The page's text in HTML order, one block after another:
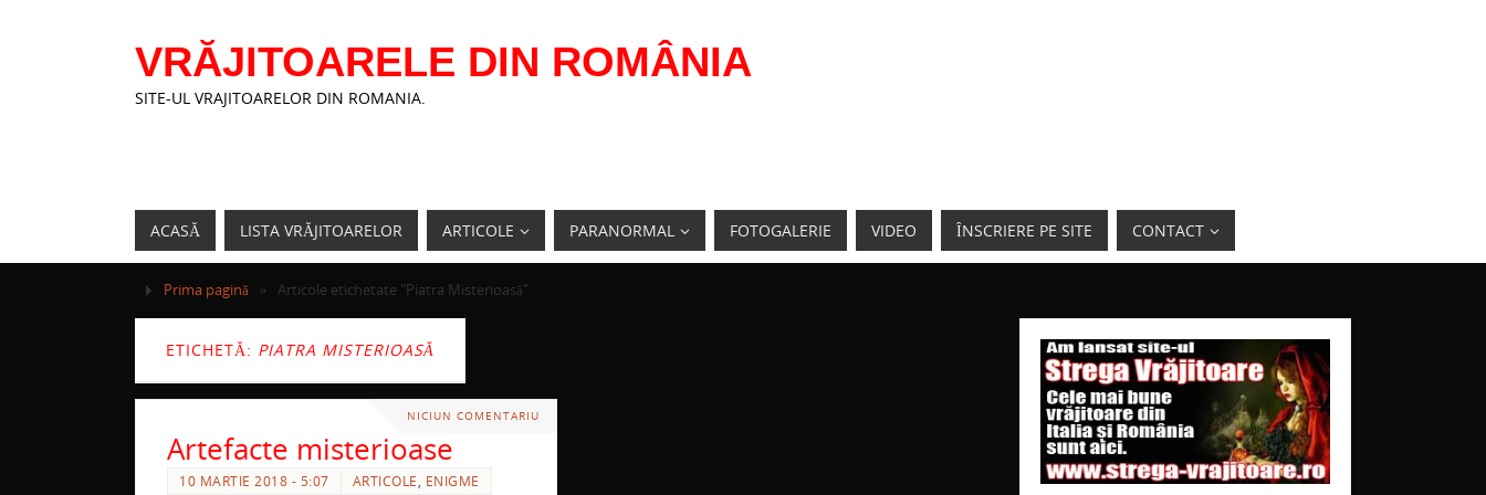
VRĂJITOARELE DIN ROMÂNIA
SITE-UL VRAJITOARELOR DIN ROMANIA.
ACASĂ LISTA VRĂJITOARELOR ARTICOLE PARANORMAL FOTOGALERIE VIDEO ÎNSCRIERE PE SITE CONTACT
Prima pagină » Articole etichetate "Piatra Misterioasă"
ETICHETĂ: PIATRA MISTERIOASĂ
NICIUN COMENTARIU
Artefacte misterioase
10 MARTIE 2018 - 5:07 ARTICOLE ENIGME